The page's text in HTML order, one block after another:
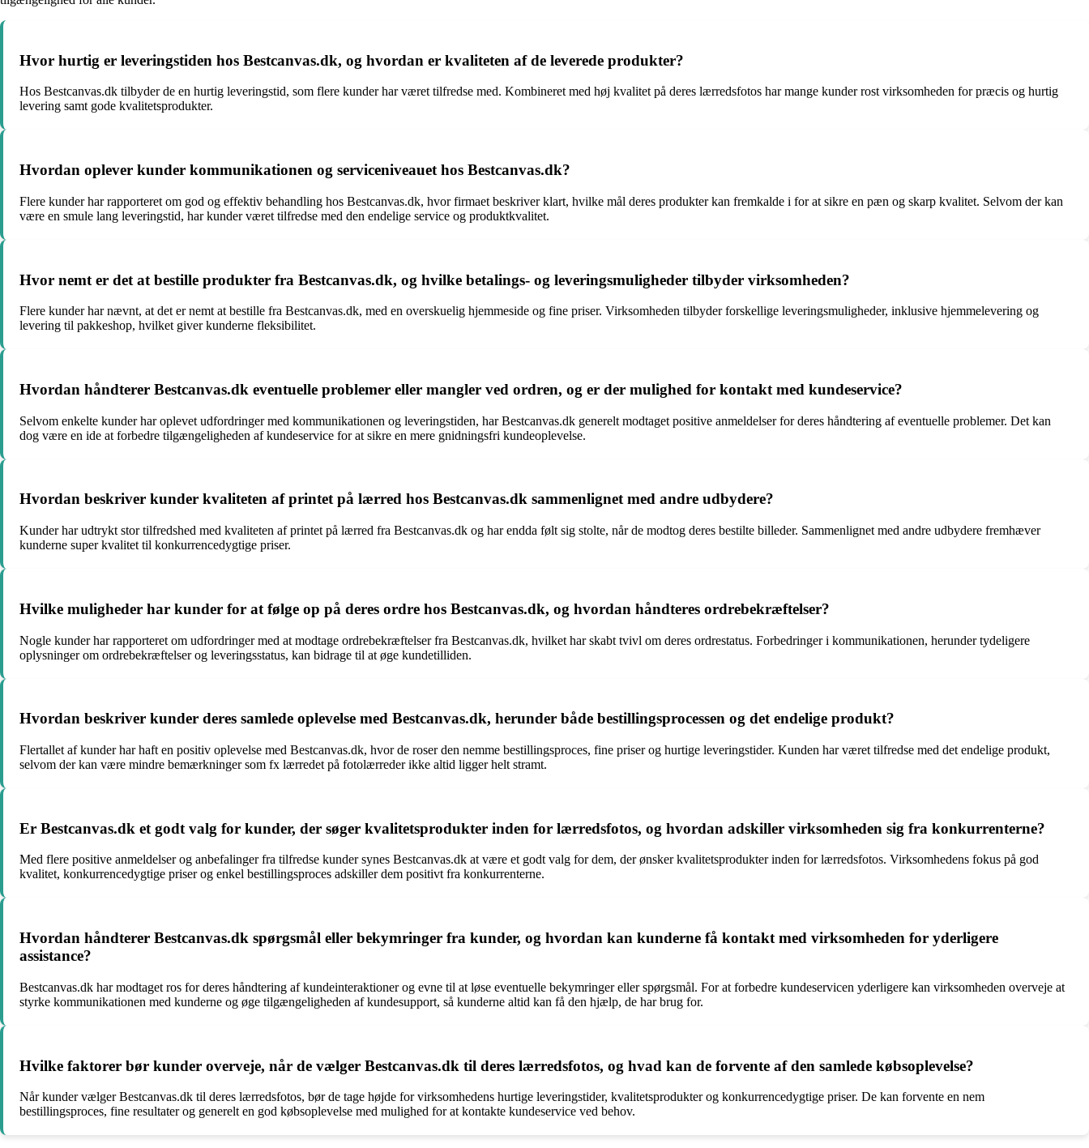
Hvor hurtig er leveringstiden hos Bestcanvas.dk, og hvordan er kvaliteten af de leverede produkter?
Hos Bestcanvas.dk tilbyder de en hurtig leveringstid, som flere kunder har været tilfredse med. Kombineret med høj kvalitet på deres lærredsfotos har mange kunder rost virksomheden for præcis og hurtig
levering samt gode kvalitetsprodukter.
Hvordan oplever kunder kommunikationen og serviceniveauet hos Bestcanvas.dk?
Flere kunder har rapporteret om god og effektiv behandling hos Bestcanvas.dk, hvor firmaet beskriver klart, hvilke mål deres produkter kan fremkalde i for at sikre en pæn og skarp kvalitet. Selvom der kan
være en smule lang leveringstid, har kunder været tilfredse med den endelige service og produktkvalitet.
Hvor nemt er det at bestille produkter fra Bestcanvas.dk, og hvilke betalings- og leveringsmuligheder tilbyder virksomheden?
Flere kunder har nævnt, at det er nemt at bestille fra Bestcanvas.dk, med en overskuelig hjemmeside og fine priser. Virksomheden tilbyder forskellige leveringsmuligheder, inklusive hjemmelevering og
levering til pakkeshop, hvilket giver kunderne fleksibilitet.
Hvordan håndterer Bestcanvas.dk eventuelle problemer eller mangler ved ordren, og er der mulighed for kontakt med kundeservice?
Selvom enkelte kunder har oplevet udfordringer med kommunikationen og leveringstiden, har Bestcanvas.dk generelt modtaget positive anmeldelser for deres håndtering af eventuelle problemer. Det kan
dog være en ide at forbedre tilgængeligheden af kundeservice for at sikre en mere gnidningsfri kundeoplevelse.
Hvordan beskriver kunder kvaliteten af printet på lærred hos Bestcanvas.dk sammenlignet med andre udbydere?
Kunder har udtrykt stor tilfredshed med kvaliteten af printet på lærred fra Bestcanvas.dk og har endda følt sig stolte, når de modtog deres bestilte billeder. Sammenlignet med andre udbydere fremhæver
kunderne super kvalitet til konkurrencedygtige priser.
Hvilke muligheder har kunder for at følge op på deres ordre hos Bestcanvas.dk, og hvordan håndteres ordrebekræftelser?
Nogle kunder har rapporteret om udfordringer med at modtage ordrebekræftelser fra Bestcanvas.dk, hvilket har skabt tvivl om deres ordrestatus. Forbedringer i kommunikationen, herunder tydeligere
oplysninger om ordrebekræftelser og leveringsstatus, kan bidrage til at øge kundetilliden.
Hvordan beskriver kunder deres samlede oplevelse med Bestcanvas.dk, herunder både bestillingsprocessen og det endelige produkt?
Flertallet af kunder har haft en positiv oplevelse med Bestcanvas.dk, hvor de roser den nemme bestillingsproces, fine priser og hurtige leveringstider. Kunden har været tilfredse med det endelige produkt,
selvom der kan være mindre bemærkninger som fx lærredet på fotolærreder ikke altid ligger helt stramt.
Er Bestcanvas.dk et godt valg for kunder, der søger kvalitetsprodukter inden for lærredsfotos, og hvordan adskiller virksomheden sig fra konkurrenterne?
Med flere positive anmeldelser og anbefalinger fra tilfredse kunder synes Bestcanvas.dk at være et godt valg for dem, der ønsker kvalitetsprodukter inden for lærredsfotos. Virksomhedens fokus på god
kvalitet, konkurrencedygtige priser og enkel bestillingsproces adskiller dem positivt fra konkurrenterne.
Hvordan håndterer Bestcanvas.dk spørgsmål eller bekymringer fra kunder, og hvordan kan kunderne få kontakt med virksomheden for yderligere
assistance?
Bestcanvas.dk har modtaget ros for deres håndtering af kundeinteraktioner og evne til at løse eventuelle bekymringer eller spørgsmål. For at forbedre kundeservicen yderligere kan virksomheden overveje at
styrke kommunikationen med kunderne og øge tilgængeligheden af kundesupport, så kunderne altid kan få den hjælp, de har brug for.
Hvilke faktorer bør kunder overveje, når de vælger Bestcanvas.dk til deres lærredsfotos, og hvad kan de forvente af den samlede købsoplevelse?
Når kunder vælger Bestcanvas.dk til deres lærredsfotos, bør de tage højde for virksomhedens hurtige leveringstider, kvalitetsprodukter og konkurrencedygtige priser. De kan forvente en nem
bestillingsproces, fine resultater og generelt en god købsoplevelse med mulighed for at kontakte kundeservice ved behov.